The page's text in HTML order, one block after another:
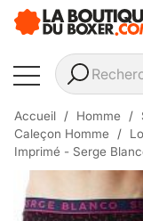
Accueil Homme
Caleçon Homme
Imprimé - Serge